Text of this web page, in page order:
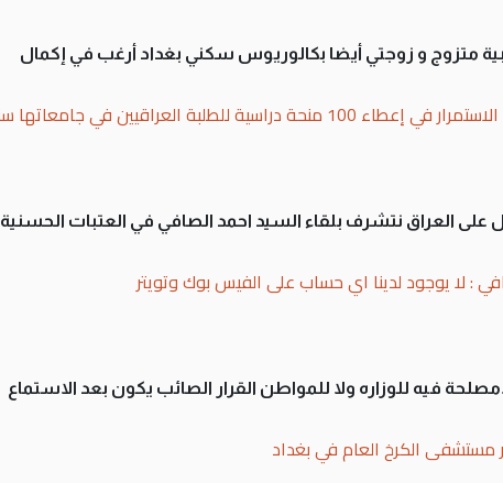
متزوج و زوجتي أيضا بكالوريوس سكني بغداد أرغب في إكمال
للطلبة العراقيين في جامعاتها سنويا
على العراق نتشرف بلقاء السيد احمد الصافي في العتبات الحسنية
: لا يوجود لدينا اي حساب على الفيس بوك وتويتر
فيه للوزاره ولا للمواطن القرار الصائب يكون بعد الاستماع
مستشفى الكرخ العام في بغداد